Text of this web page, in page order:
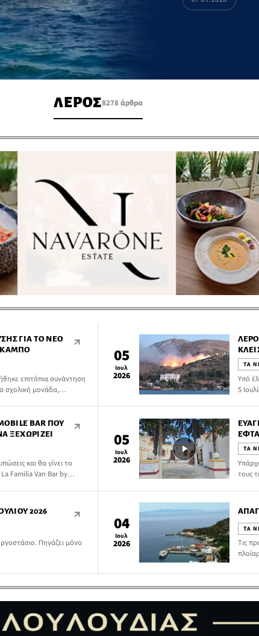
ΛΕΡΟΣ8278 άρθρα
ΓΙΑ ΤΟ ΝΈΟ
επιτόπια συνάντηση
σχολική μονάδα,
και
05
Ιουλ
2026
ΤΑ
Υπό
5
BAR ΠΟΥ
ΞΕΧΩΡΊΖΕΙ
και θα γίνει το
Familia Van Bar by
05
Ιουλ
2026
ΤΑ
τους
2026
Πηγάζει μόνο
04
Ιουλ
2026
ΤΑ
Τις